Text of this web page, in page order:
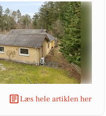
Læs hele artiklen her